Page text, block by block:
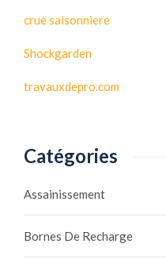
crue saisonniere
Shockgarden
travauxdepro.com
Catégories
Assainissement
Bornes De Recharge